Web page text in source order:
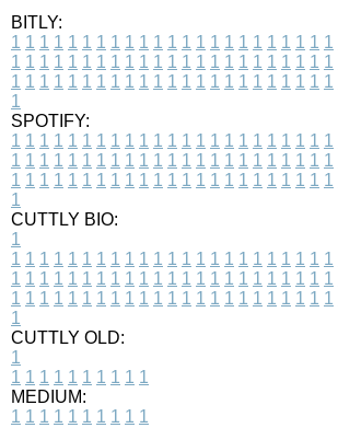
BITLY:
1 1 1 1 1 1 1 1 1 1 1 1 1 1 1 1 1 1 1 1 1 1 1
1 1 1 1 1 1 1 1 1 1 1 1 1 1 1 1 1 1 1 1 1 1 1
1 1 1 1 1 1 1 1 1 1 1 1 1 1 1 1 1 1 1 1 1 1 1
1
SPOTIFY:
1 1 1 1 1 1 1 1 1 1 1 1 1 1 1 1 1 1 1 1 1 1 1
1 1 1 1 1 1 1 1 1 1 1 1 1 1 1 1 1 1 1 1 1 1 1
1 1 1 1 1 1 1 1 1 1 1 1 1 1 1 1 1 1 1 1 1 1 1
1
CUTTLY BIO:
1
1 1 1 1 1 1 1 1 1 1 1 1 1 1 1 1 1 1 1 1 1 1 1
1 1 1 1 1 1 1 1 1 1 1 1 1 1 1 1 1 1 1 1 1 1 1
1 1 1 1 1 1 1 1 1 1 1 1 1 1 1 1 1 1 1 1 1 1 1
1
CUTTLY OLD:
1
1 1 1 1 1 1 1 1 1 1
MEDIUM:
1 1 1 1 1 1 1 1 1 1